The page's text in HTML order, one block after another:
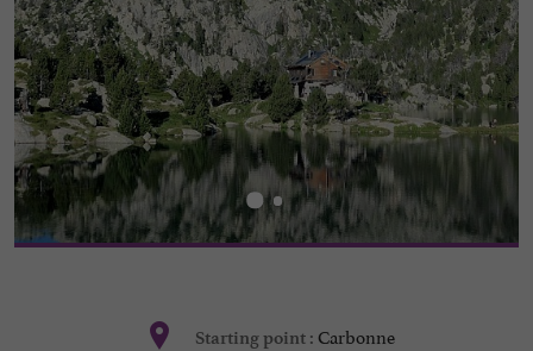
Starting point : Carbonne